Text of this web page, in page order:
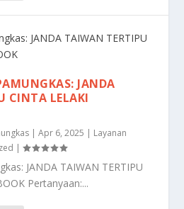
JANDA
CINTA LELAKI
|Apr 6, 2025 | Layanan
|
JANDA TAIWAN TERTIPU
Pertanyaan:...